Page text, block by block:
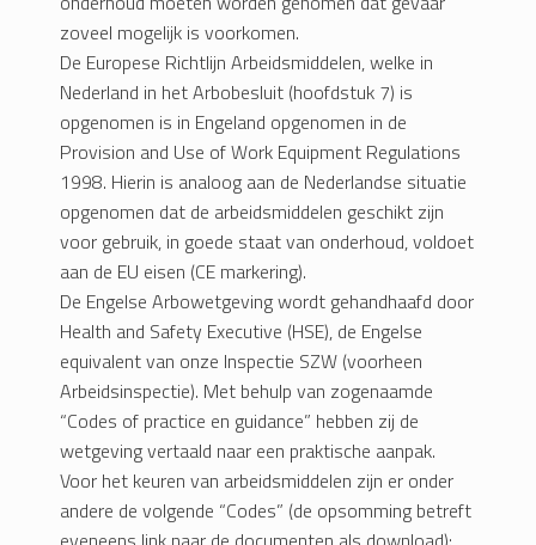
zoveel mogelijk is voorkomen.
De Europese Richtlijn Arbeidsmiddelen, welke in
Nederland in het Arbobesluit (hoofdstuk 7) is
opgenomen is in Engeland opgenomen in de
Provision and Use of Work Equipment Regulations
1998. Hierin is analoog aan de Nederlandse situatie
opgenomen dat de arbeidsmiddelen geschikt zijn
voor gebruik, in goede staat van onderhoud, voldoet
aan de EU eisen (CE markering).
De Engelse Arbowetgeving wordt gehandhaafd door
Health and Safety Executive (HSE), de Engelse
equivalent van onze Inspectie SZW (voorheen
Arbeidsinspectie). Met behulp van zogenaamde
“Codes of practice en guidance” hebben zij de
wetgeving vertaald naar een praktische aanpak.
Voor het keuren van arbeidsmiddelen zijn er onder
andere de volgende “Codes” (de opsomming betreft